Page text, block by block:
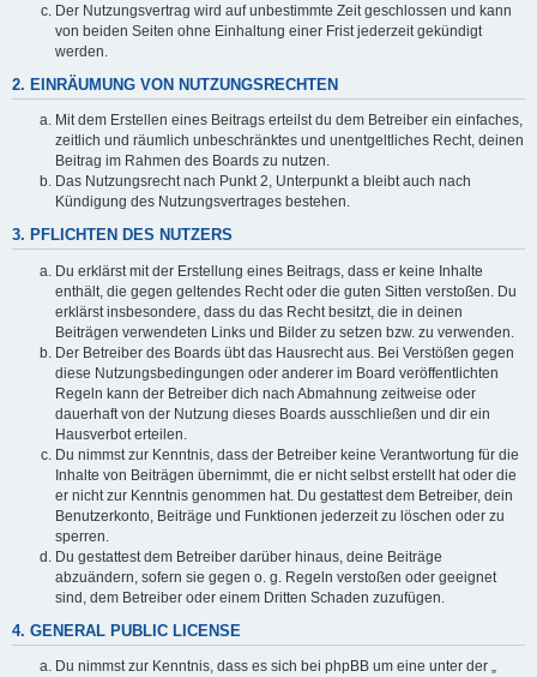
Der Nutzungsvertrag wird auf unbestimmte Zeit geschlossen und kann
von beiden Seiten ohne Einhaltung einer Frist jederzeit gekündigt
werden.
2. EINRÄUMUNG VON NUTZUNGSRECHTEN
Mit dem Erstellen eines Beitrags erteilst du dem Betreiber ein einfaches,
zeitlich und räumlich unbeschränktes und unentgeltliches Recht, deinen
Beitrag im Rahmen des Boards zu nutzen.
Das Nutzungsrecht nach Punkt 2, Unterpunkt a bleibt auch nach
Kündigung des Nutzungsvertrages bestehen.
3. PFLICHTEN DES NUTZERS
Du erklärst mit der Erstellung eines Beitrags, dass er keine Inhalte
enthält, die gegen geltendes Recht oder die guten Sitten verstoßen. Du
erklärst insbesondere, dass du das Recht besitzt, die in deinen
Beiträgen verwendeten Links und Bilder zu setzen bzw. zu verwenden.
Der Betreiber des Boards übt das Hausrecht aus. Bei Verstößen gegen
diese Nutzungsbedingungen oder anderer im Board veröffentlichten
Regeln kann der Betreiber dich nach Abmahnung zeitweise oder
dauerhaft von der Nutzung dieses Boards ausschließen und dir ein
Hausverbot erteilen.
Du nimmst zur Kenntnis, dass der Betreiber keine Verantwortung für die
Inhalte von Beiträgen übernimmt, die er nicht selbst erstellt hat oder die
er nicht zur Kenntnis genommen hat. Du gestattest dem Betreiber, dein
Benutzerkonto, Beiträge und Funktionen jederzeit zu löschen oder zu
sperren.
Du gestattest dem Betreiber darüber hinaus, deine Beiträge
abzuändern, sofern sie gegen o. g. Regeln verstoßen oder geeignet
sind, dem Betreiber oder einem Dritten Schaden zuzufügen.
4. GENERAL PUBLIC LICENSE
Du nimmst zur Kenntnis, dass es sich bei phpBB um eine unter der „